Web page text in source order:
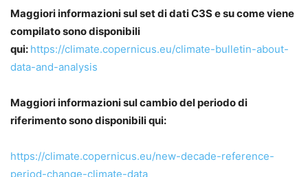
Maggiori informazioni sul set di dati C3S e su come viene
compilato sono disponibili
qui: https://climate.copernicus.eu/climate-bulletin-about-
data-and-analysis
Maggiori informazioni sul cambio del periodo di
riferimento sono disponibili qui:
https://climate.copernicus.eu/new-decade-reference-
period-change-climate-data